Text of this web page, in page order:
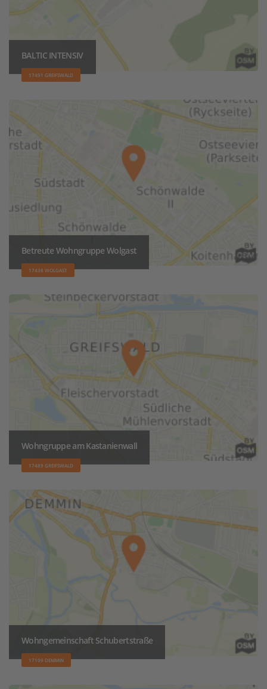
BALTIC INTENSIV
17491 GREIFSWALD
Betreute Wohngruppe Wolgast
17438 WOLGAST
Wohngruppe am Kastanienwall
17489 GREIFSWALD
Wohngemeinschaft Schubertstraße
17109 DEMMIN